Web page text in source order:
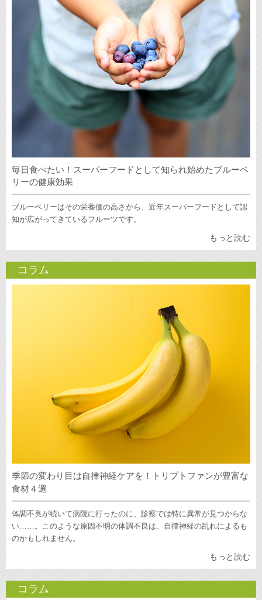
毎日食べたい！スーパーフードとして知られ始めたブルーベ
リーの健康効果
ブルーベリーはその栄養価の高さから、近年スーパーフードとして認
知が広がってきているフルーツです。
もっと読む
コラム
季節の変わり目は自律神経ケアを！トリプトファンが豊富な
食材４選
体調不良が続いて病院に行ったのに、診察では特に異常が見つからな
い……。このような原因不明の体調不良は、自律神経の乱れによるも
のかもしれません。
もっと読む
コラム